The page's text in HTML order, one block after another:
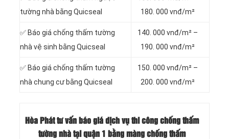
tường nhà bằng Quicseal
180. 000 vnđ/m²
✅ Báo giá chống thấm tường
nhà vệ sinh bằng Quicseal
140. 000 vnđ/m² –
190. 000 vnđ/m²
✅ Báo giá chống thấm tường
nhà chung cư bằng Quicseal
150. 000 vnđ/m² –
200. 000 vnđ/m²
Hòa Phát tư vấn báo giá dịch vụ thi công chống thấm
tường nhà tại quận 1 bằng màng chống thấm